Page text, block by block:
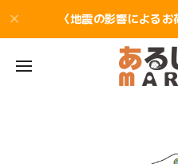
〈地震の影響によるお